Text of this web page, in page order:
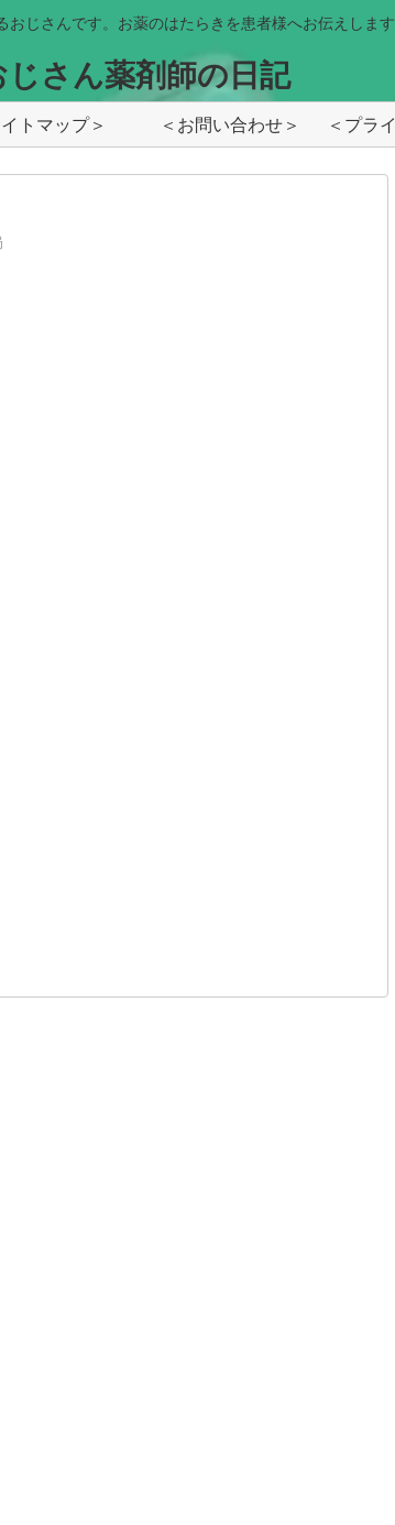
おじさんです。お薬のはたらきを患者様へお伝えします
じさん薬剤師の日記
トマップ＞ ＜お問い合わせ＞